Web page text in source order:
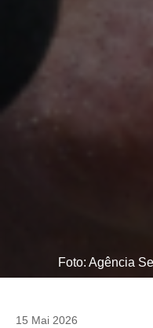
Foto: Agência
15 Mai 2026